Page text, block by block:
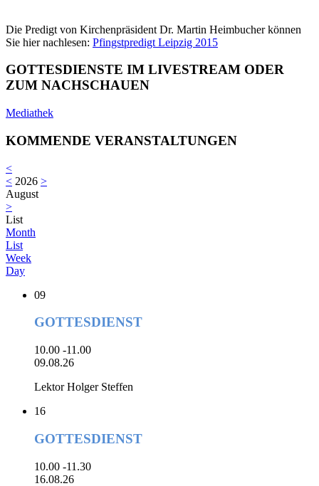
Die Predigt von Kirchenpräsident Dr. Martin Heimbucher können
Sie hier nachlesen: Pfingstpredigt Leipzig 2015
GOTTESDIENSTE IM LIVESTREAM ODER
ZUM NACHSCHAUEN
Mediathek
KOMMENDE VERANSTALTUNGEN
<
< 2026 >
August
>
List
Month
List
Week
Day
09
GOTTESDIENST
10.00 -11.00
09.08.26
Lektor Holger Steffen
16
GOTTESDIENST
10.00 -11.30
16.08.26